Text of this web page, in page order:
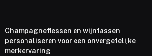
Champagneflessen en wijntassen
personaliseren voor een onvergetelijke
merkervaring